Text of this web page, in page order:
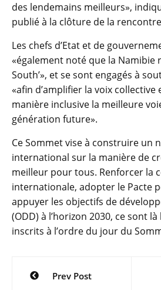
des lendemains meilleurs»,
publié à la clôture de la
Les chefs d’Etat et de
«également noté que la Namibie
South’», et se sont engagés à
«afin d’amplifier la voix
manière inclusive la meilleure
génération future».
Ce Sommet vise à construire un
international sur la manière de
meilleur pour tous. Renforcer la
internationale, adopter le Pacte
appuyer les objectifs de
(ODD) à l’horizon 2030, ce sont
inscrits à l’ordre du jour du
Navigation
Prev Post